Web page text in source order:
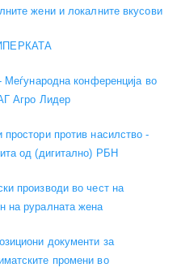
жени и локалните вкусови
Меѓународна конференција во
Агро Лидер
простори против насилство -
од (дигитално) РБН
производи во чест на
на руралната жена
документи за
промени во